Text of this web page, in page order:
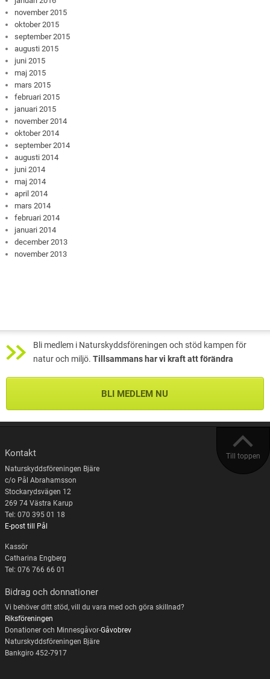
november 2015
oktober 2015
september 2015
augusti 2015
juni 2015
maj 2015
mars 2015
februari 2015
januari 2015
november 2014
oktober 2014
september 2014
augusti 2014
juni 2014
maj 2014
april 2014
mars 2014
februari 2014
januari 2014
december 2013
november 2013
Bli medlem i Naturskyddsföreningen och stöd kampen för
natur och miljö. Tillsammans har vi kraft att förändra
BLI MEDLEM NU
Till toppen
Kontakt
Naturskyddsföreningen Bjäre
c/o Pål Abrahamsson
Stockarydsvägen 12
269 74 Västra Karup
Tel: 070 395 01 18
E-post till Pål
Kassör
Catharina Engberg
Tel: 076 766 66 01
Bidrag och donnationer
Vi behöver ditt stöd, vill du vara med och göra skillnad?
Riksföreningen
Donationer och Minnesgåvor-Gåvobrev
Naturskyddsföreningen Bjäre
Bankgiro 452-7917